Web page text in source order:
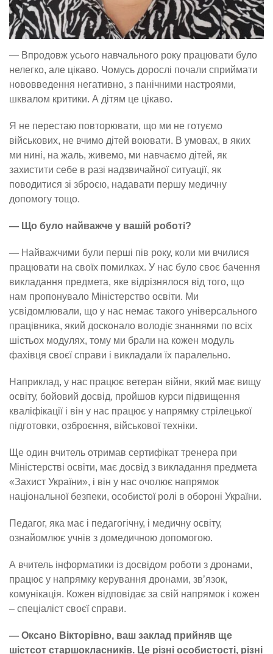
— Впродовж усього навчального року працювати було
нелегко, але цікаво. Чомусь дорослі почали сприймати
нововведення негативно, з панічними настроями,
шквалом критики. А дітям це цікаво.
Я не перестаю повторювати, що ми не готуємо
військових, не вчимо дітей воювати. В умовах, в яких
ми нині, на жаль, живемо, ми навчаємо дітей, як
захистити себе в разі надзвичайної ситуації, як
поводитися зі зброєю, надавати першу медичну
допомогу тощо.
— Що було найважче у вашій роботі?
— Найважчими були перші пів року, коли ми вчилися
працювати на своїх помилках. У нас було своє бачення
викладання предмета, яке відрізнялося від того, що
нам пропонувало Міністерство освіти. Ми
усвідомлювали, що у нас немає такого універсального
працівника, який досконало володіє знаннями по всіх
шістьох модулях, тому ми брали на кожен модуль
фахівця своєї справи і викладали їх паралельно.
Наприклад, у нас працює ветеран війни, який має вищу
освіту, бойовий досвід, пройшов курси підвищення
кваліфікації і він у нас працює у напрямку стрілецької
підготовки, озброєння, військової техніки.
Ще один вчитель отримав сертифікат тренера при
Міністерстві освіти, має досвід з викладання предмета
«Захист України», і він у нас очолює напрямок
національної безпеки, особистої ролі в обороні України.
Педагог, яка має і педагогічну, і медичну освіту,
ознайомлює учнів з домедичною допомогою.
А вчитель інформатики із досвідом роботи з дронами,
працює у напрямку керування дронами, зв’язок,
комунікація. Кожен відповідає за свій напрямок і кожен
– спеціаліст своєї справи.
— Оксано Вікторівно, ваш заклад прийняв ще
шістсот старшокласників. Це різні особистості, різні